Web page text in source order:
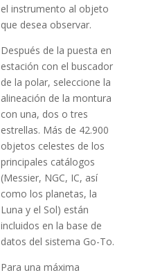
el instrumento al objeto
que desea observar.
Después de la puesta en
estación con el buscador
de la polar, seleccione la
alineación de la montura
con una, dos o tres
estrellas. Más de 42.900
objetos celestes de los
principales catálogos
(Messier, NGC, IC, así
como los planetas, la
Luna y el Sol) están
incluidos en la base de
datos del sistema Go-To.
Para una máxima